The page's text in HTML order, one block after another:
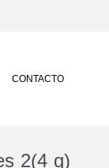
CONTACTO
2(4 g)